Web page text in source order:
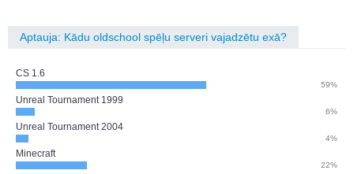
Aptauja: Kādu oldschool spēļu serveri vajadzētu exā?
CS 1.6
59%
Unreal Tournament 1999
6%
Unreal Tournament 2004
4%
Minecraft
22%